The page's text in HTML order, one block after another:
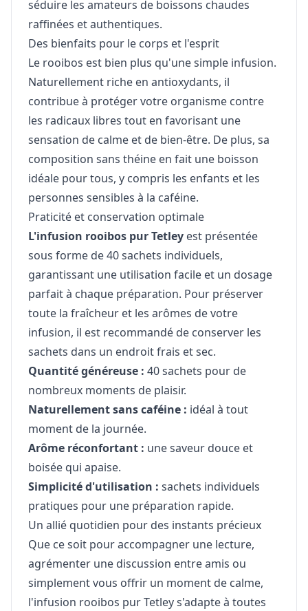
séduire les amateurs de boissons chaudes
raffinées et authentiques.
Des bienfaits pour le corps et l'esprit
Le rooibos est bien plus qu'une simple infusion.
Naturellement riche en antioxydants, il
contribue à protéger votre organisme contre
les radicaux libres tout en favorisant une
sensation de calme et de bien-être. De plus, sa
composition sans théine en fait une boisson
idéale pour tous, y compris les enfants et les
personnes sensibles à la caféine.
Praticité et conservation optimale
L'infusion rooibos pur Tetley est présentée
sous forme de 40 sachets individuels,
garantissant une utilisation facile et un dosage
parfait à chaque préparation. Pour préserver
toute la fraîcheur et les arômes de votre
infusion, il est recommandé de conserver les
sachets dans un endroit frais et sec.
Quantité généreuse : 40 sachets pour de
nombreux moments de plaisir.
Naturellement sans caféine : idéal à tout
moment de la journée.
Arôme réconfortant : une saveur douce et
boisée qui apaise.
Simplicité d'utilisation : sachets individuels
pratiques pour une préparation rapide.
Un allié quotidien pour des instants précieux
Que ce soit pour accompagner une lecture,
agrémenter une discussion entre amis ou
simplement vous offrir un moment de calme,
l'infusion rooibos pur Tetley s'adapte à toutes